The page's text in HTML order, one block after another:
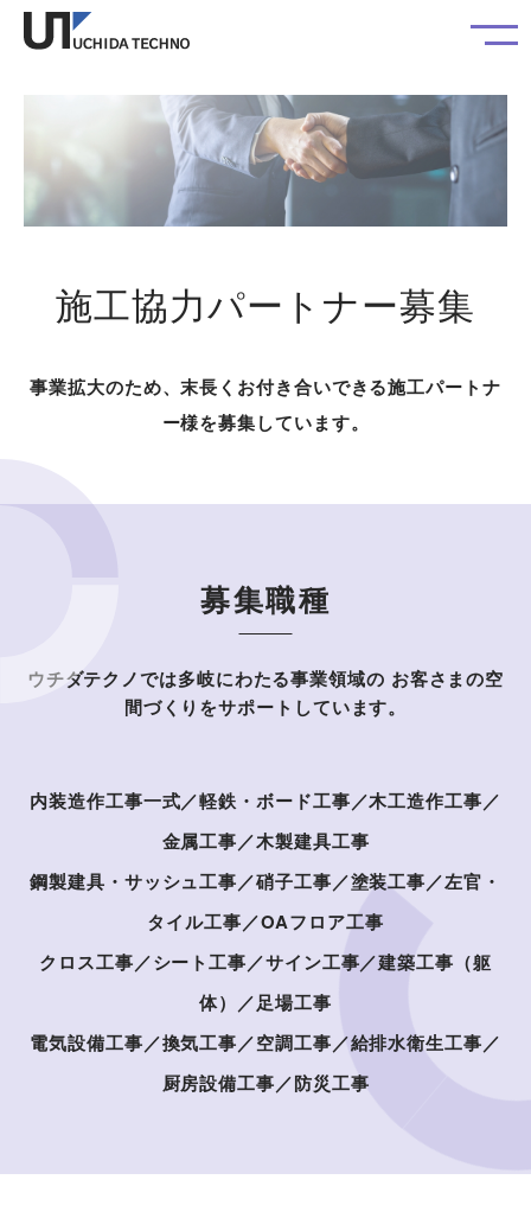
施工協力パートナー募集
事業拡大のため、末長くお付き合いできる施工パートナ
ー様を募集しています。
募集職種
ウチダテクノでは多岐にわたる事業領域の お客さまの空
間づくりをサポートしています。
内装造作工事一式／軽鉄・ボード工事／木工造作工事／
金属工事／木製建具工事
鋼製建具・サッシュ工事／硝子工事／塗装工事／左官・
タイル工事／OAフロア工事
クロス工事／シート工事／サイン工事／建築工事（躯
体）／足場工事
電気設備工事／換気工事／空調工事／給排水衛生工事／
厨房設備工事／防災工事